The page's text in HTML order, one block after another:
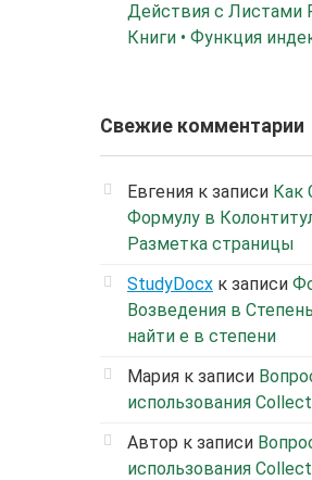
Действия с Листами
Книги • Функция
Свежие комментарии
Евгения к записи Как
Формулу в
Разметка страницы
StudyDocx к записи
Возведения в
найти е в степени
Мария к записи
использования
Автор к записи
использования